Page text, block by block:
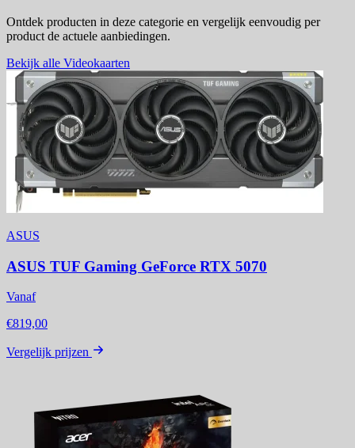
Ontdek producten in deze categorie en vergelijk eenvoudig per
product de actuele aanbiedingen.
Bekijk alle Videokaarten
ASUS
ASUS TUF Gaming GeForce RTX 5070
Vanaf
€819,00
Vergelijk prijzen